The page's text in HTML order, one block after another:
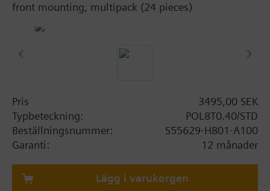
front mounting, multipack (24 pieces)
Pris
3495,00 SEK
Typbeteckning:
POL8T0.40/STD
Beställningsnummer:
S55629-H801-A100
Garanti:
12 månader
Lägg i varukorgen